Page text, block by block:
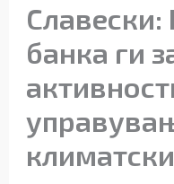
банка ги